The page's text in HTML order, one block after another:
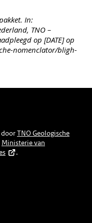
In:
TNO –
op [DATE] op
nomenclator/bligh-
TNO Geologische
Ministerie van
.